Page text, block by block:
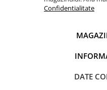
Confidentialitate
DATE